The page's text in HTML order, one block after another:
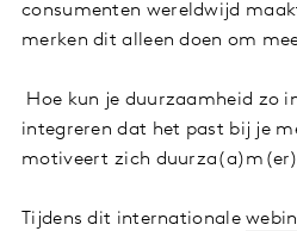
consumenten wereldwijd
merken dit alleen doen om
Hoe kun je duurzaamheid zo
integreren dat het past bij je
motiveert zich
Tijdens dit internationale